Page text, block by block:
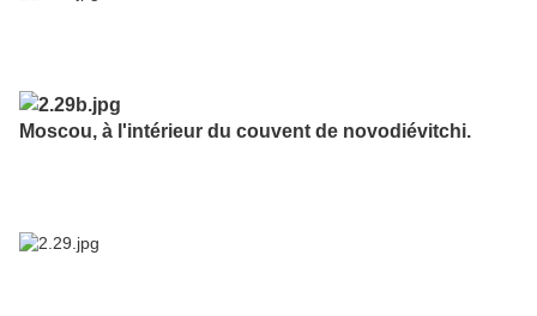
Moscou, à l'intérieur du couvent de novodiévitchi.